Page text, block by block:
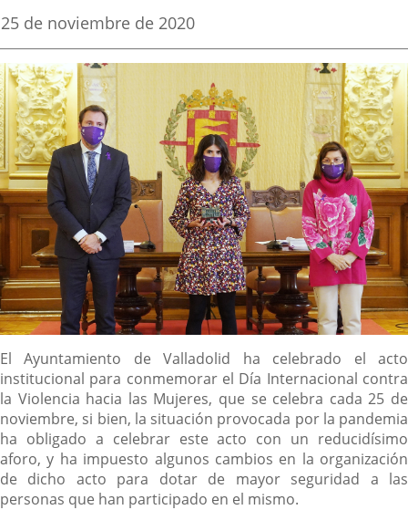
aplicación
externa.
aplicación
externa.
Fecha
la
noticia
25 de noviembre de 2020
Descripción
El Ayuntamiento de Valladolid ha celebrado el acto
institucional para conmemorar el Día Internacional contra
la Violencia hacia las Mujeres, que se celebra cada 25 de
noviembre, si bien, la situación provocada por la pandemia
ha obligado a celebrar este acto con un reducidísimo
aforo, y ha impuesto algunos cambios en la organización
de dicho acto para dotar de mayor seguridad a las
personas que han participado en el mismo.